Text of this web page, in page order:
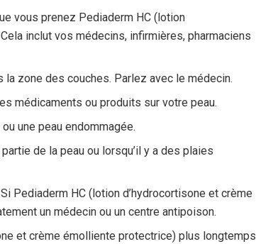
vous prenez Pediaderm HC (lotion
inclut vos médecins, infirmières, pharmaciens
zone des couches. Parlez avec le médecin.
médicaments ou produits sur votre peau.
une peau endommagée.
de la peau ou lorsqu’il y a des plaies
Pediaderm HC (lotion d’hydrocortisone et crème
un médecin ou un centre antipoison.
et crème émolliente protectrice) plus longtemps